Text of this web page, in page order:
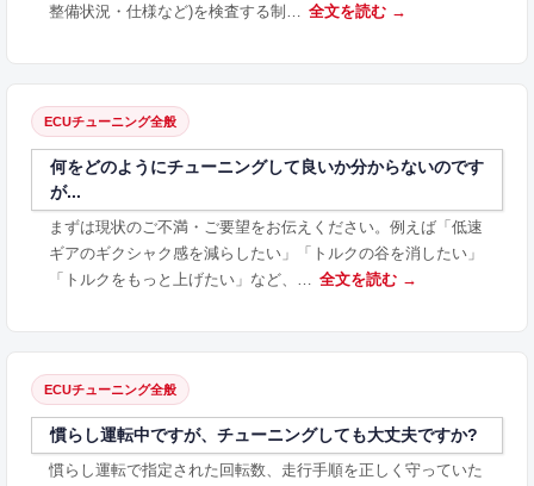
整備状況・仕様など)を検査する制… 全文を読む →
ECUチューニング全般
何をどのようにチューニングして良いか分からないのです
が...
まずは現状のご不満・ご要望をお伝えください。例えば「低速
ギアのギクシャク感を減らしたい」「トルクの谷を消したい」
「トルクをもっと上げたい」など、… 全文を読む →
ECUチューニング全般
慣らし運転中ですが、チューニングしても大丈夫ですか?
慣らし運転で指定された回転数、走行手順を正しく守っていた